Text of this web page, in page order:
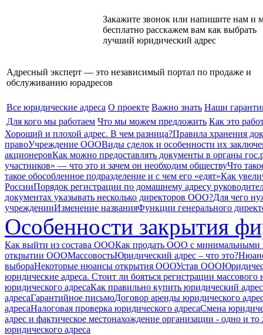
Закажите звонок или напишите нам и
бесплатно расскажем вам как выбрать
лучший юридический адрес
Адресный эксперт — это независимый портал по продаже и
обслуживанию юрадресов
Все юридические адреса О проекте Важно знать Наши
Для кого мы работаем Что мы можем предложить Как это
Хороший и плохой адрес. В чем разница?Правила хранения
правоУчреждение ОООВиды сделок и особенности их
акционеровКак можно предоставлять документы в органы
участников» — что это и зачем он необходим обществуЧто
такое обособленное подразделение и с чем его «едят»Как
РоссииПорядок регистрации по домашнему адресу
документах указывать несколько директоров ООО?Для чего
учрежденииИзменение названияФункции генерального
Особенности закрытия
Как выйти из состава ОООКак продать ООО с минимальными
открытии ОООМассовостьЮридический адрес – что это?
выбораНекоторые нюансы открытия ОООУстав ООО
юридические адреса. Стоит ли бояться регистрации массового
юридического адресаКак правильно купить юридический адрес
адресаГарантийное письмоДоговор аренды юридического
адресаНалоговая проверка юридического адресаСмена
адрес и фактическое местонахождение организации - одно и то
юридического адреса